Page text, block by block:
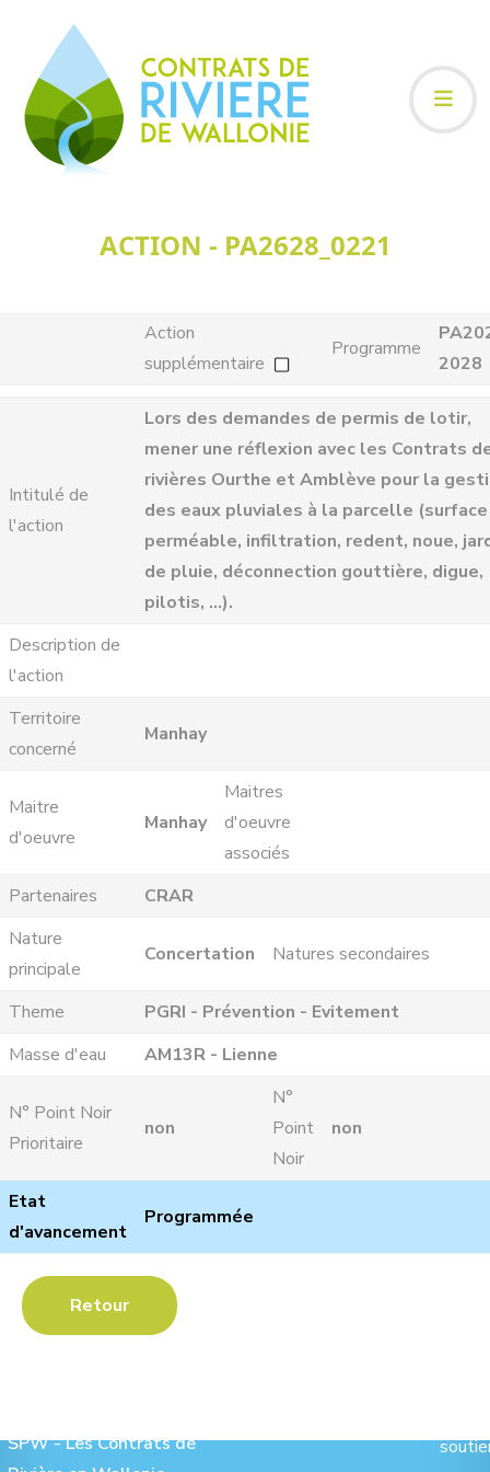
ACTION - PA2628_0221
Action
supplémentaire
Programme
2028
Intitulé de
l'action
Lors des demandes de permis de lotir,
mener une réflexion avec les Contrats
rivières Ourthe et Amblève pour la
des eaux pluviales à la parcelle (surface
perméable, infiltration, redent, noue,
de pluie, déconnection gouttière, digue,
pilotis, …).
Description de
l'action
Territoire
concerné
Manhay
Maitre
d'oeuvre
Manhay
Maitres
d'oeuvre
associés
Partenaires
CRAR
Nature
principale
Concertation Natures secondaires
Theme
PGRI - Prévention - Evitement
Masse d'eau
AM13R - Lienne
N° Point Noir
Prioritaire
non
N°
Point
Noir
non
Etat
d'avancement
Programmée
Retour
SPW - Les Contrats de